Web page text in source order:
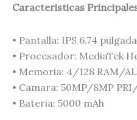
Caracteristicas
• Pantalla: IPS 6.74
• Procesador: MediaTek
• Memoria: 4/128 RAM/
• Camara: 50MP/8MP
• Bateria: 5000 mAh